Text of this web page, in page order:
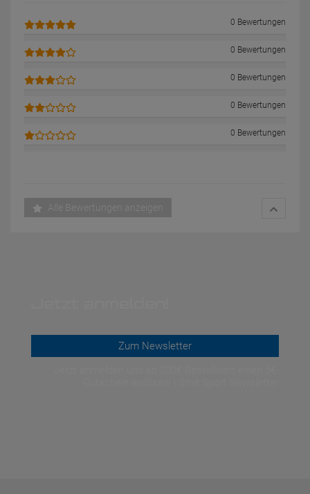
0 Bewertungen
0 Bewertungen
0 Bewertungen
0 Bewertungen
0 Bewertungen
Alle Bewertungen anzeigen
Zum Newsletter